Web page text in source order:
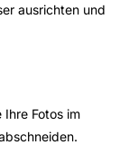
ausrichten und
Ihre Fotos im